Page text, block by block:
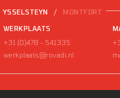
YSSELSTEYN / MONTFORT
WERKPLAATS
+31 (0)478 - 541335
werkplaats@rovadi.nl